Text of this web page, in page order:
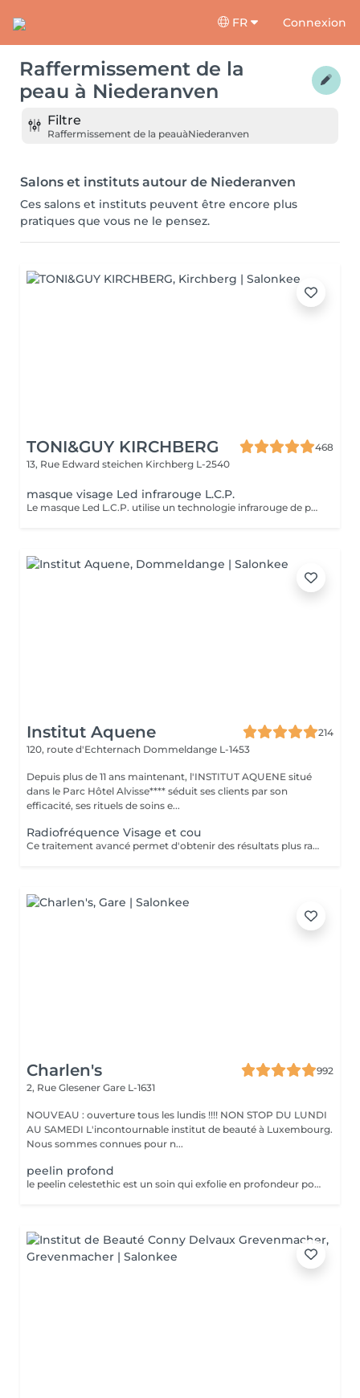
FR Connexion
Raffermissement de la
peau à Niederanven
Filtre
Raffermissement de la peauàNiederanven
Salons et instituts autour de Niederanven
Ces salons et instituts peuvent être encore plus
pratiques que vous ne le pensez.
TONI&GUY KIRCHBERG
468
13, Rue Edward steichen Kirchberg L-2540
masque visage Led infrarouge L.C.P.
Le masque Led L.C.P. utilise un technologie infrarouge de pointe qui stimule la vitalité et amplifie les traitements de la peau. Réduit les signes du vieillissent, aide a réduire les imperfections ,illumine la peau, aide au renouvellement cellulaire ,atténue les rougeur de la peau
Institut Aquene
214
120, route d'Echternach Dommeldange L-1453
Depuis plus de 11 ans maintenant, l'INSTITUT AQUENE situé
dans le Parc Hôtel Alvisse**** séduit ses clients par son
efficacité, ses rituels de soins e...
Radiofréquence Visage et cou
Ce traitement avancé permet d'obtenir des résultats plus rapides et plus durables, répondant ainsi à notre engagement de toujours privilégier le bien-être de nos clients. Les avantages de la radiofréquence: 1. Efficacité prouvée: La radiofréquence stimule la production de collagène et l'élastine, améliorant ainsi la fermeté et l'élasticité de la peau. 2. Résultats rapides: Dès les premières séances, vous pourrez observer une peau plus lisse, tonifiée et rajeunie. 3. Traitement non-invasif: La radiofréquence est une méthode sûre et non-chirurgicale, offrant une alternative douce aux interventions plus invasives. 4. Polyvalence: Ce traitement convient à divers types de peau et peut cibler plusieurs zones du corps, y compris le visage, le cou, l'abdomen et les cuisses. 5. Durabilité des résultats: En suivant un protocole de soins régulier, les effets de la radiofréquence se prolongent sur le long terme, apportant une amélioration continue de la texture et de l'apparence de la peau. Les contres indications: Bien que la radiofréquence soit largement reconnue pour sa sécurité et son efficacité, certaines contre-indications doivent être prises en compte: 1. Grossesse et allaitement: Il est déconseillé de subir un traitement à la radiofréquence pendant la grossesse ou l'allaitement. 2. Dispositifs médicaux implantés: Les personnes portant un pacemaker ou d'autres implants électroniques ne doivent pas utiliser ce traitement. 3. Problèmes de peau actifs: les affections cutanées
Charlen's
992
2, Rue Glesener Gare L-1631
NOUVEAU : ouverture tous les lundis !!!! NON STOP DU LUNDI
AU SAMEDI L'incontournable institut de beauté à Luxembourg.
Nous sommes connues pour n...
peelin profond
le peelin celestethic est un soin qui exfolie en profondeur pour lisser la peau raviver leclat du teint et attenuer les imperfections ideal pour retrouver une peau lumineuse et uniforme ce soin traite les cicatrices l,acne les taches pigmentaires le masque de grossesse ect nous sommes a votre disposition pour toutes questions :)